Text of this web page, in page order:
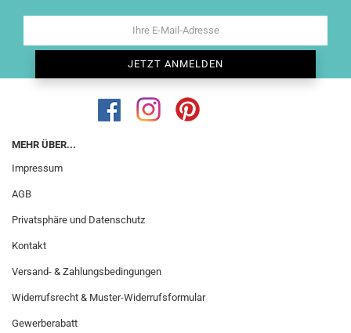
MEHR ÜBER...
Impressum
AGB
Privatsphäre und Datenschutz
Kontakt
Versand- & Zahlungsbedingungen
Widerrufsrecht & Muster-Widerrufsformular
Gewerberabatt